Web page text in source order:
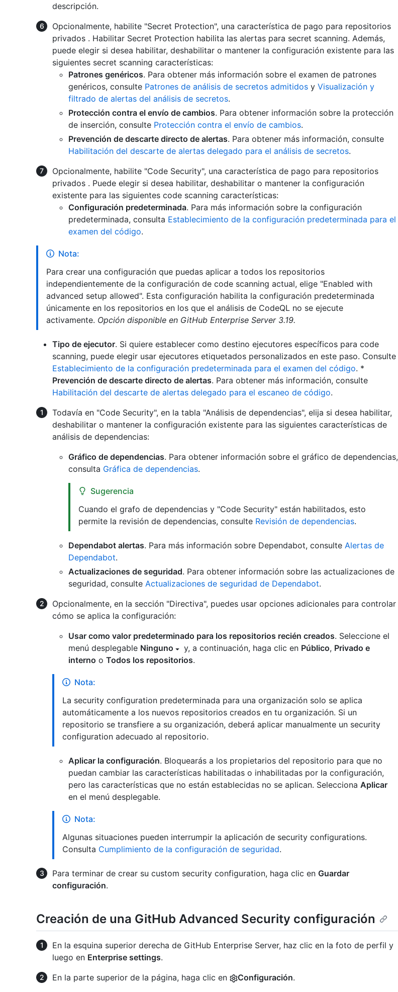
descripción.
Opcionalmente, habilite "Secret Protection", una característica de pago para repositorios
privados . Habilitar Secret Protection habilita las alertas para secret scanning. Además,
puede elegir si desea habilitar, deshabilitar o mantener la configuración existente para las
siguientes secret scanning características:
Patrones genéricos. Para obtener más información sobre el examen de patrones
genéricos, consulte Patrones de análisis de secretos admitidos y Visualización y
filtrado de alertas del análisis de secretos.
Protección contra el envío de cambios. Para obtener información sobre la protección
de inserción, consulte Protección contra el envío de cambios.
Prevención de descarte directo de alertas. Para obtener más información, consulte
Habilitación del descarte de alertas delegado para el análisis de secretos.
Opcionalmente, habilite "Code Security", una característica de pago para repositorios
privados . Puede elegir si desea habilitar, deshabilitar o mantener la configuración
existente para las siguientes code scanning características:
Configuración predeterminada. Para más información sobre la configuración
predeterminada, consulta Establecimiento de la configuración predeterminada para el
examen del código.
Nota:
Para crear una configuración que puedas aplicar a todos los repositorios
independientemente de la configuración de code scanning actual, elige "Enabled with
advanced setup allowed". Esta configuración habilita la configuración predeterminada
únicamente en los repositorios en los que el análisis de CodeQL no se ejecute
activamente. Opción disponible en GitHub Enterprise Server 3.19.
Tipo de ejecutor. Si quiere establecer como destino ejecutores específicos para code
scanning, puede elegir usar ejecutores etiquetados personalizados en este paso. Consulte
Establecimiento de la configuración predeterminada para el examen del código. *
Prevención de descarte directo de alertas. Para obtener más información, consulte
Habilitación del descarte de alertas delegado para el escaneo de código.
Todavía en "Code Security", en la tabla "Análisis de dependencias", elija si desea habilitar,
deshabilitar o mantener la configuración existente para las siguientes características de
análisis de dependencias:
Gráfico de dependencias. Para obtener información sobre el gráfico de dependencias,
consulta Gráfica de dependencias.
Sugerencia
Cuando el grafo de dependencias y "Code Security" están habilitados, esto
permite la revisión de dependencias, consulte Revisión de dependencias.
Dependabot alertas. Para más información sobre Dependabot, consulte Alertas de
Dependabot.
Actualizaciones de seguridad. Para obtener información sobre las actualizaciones de
seguridad, consulte Actualizaciones de seguridad de Dependabot.
Opcionalmente, en la sección "Directiva", puedes usar opciones adicionales para controlar
cómo se aplica la configuración:
Usar como valor predeterminado para los repositorios recién creados. Seleccione el
menú desplegable Ninguno y, a continuación, haga clic en Público, Privado e
interno o Todos los repositorios.
Nota:
La security configuration predeterminada para una organización solo se aplica
automáticamente a los nuevos repositorios creados en tu organización. Si un
repositorio se transfiere a su organización, deberá aplicar manualmente un security
configuration adecuado al repositorio.
Aplicar la configuración. Bloquearás a los propietarios del repositorio para que no
puedan cambiar las características habilitadas o inhabilitadas por la configuración,
pero las características que no están establecidas no se aplican. Selecciona Aplicar
en el menú desplegable.
Nota:
Algunas situaciones pueden interrumpir la aplicación de security configurations.
Consulta Cumplimiento de la configuración de seguridad.
Para terminar de crear su custom security configuration, haga clic en Guardar
configuración.
Creación de una GitHub Advanced Security configuración
En la esquina superior derecha de GitHub Enterprise Server, haz clic en la foto de perfil y
luego en Enterprise settings.
En la parte superior de la página, haga clic en
Configuración.